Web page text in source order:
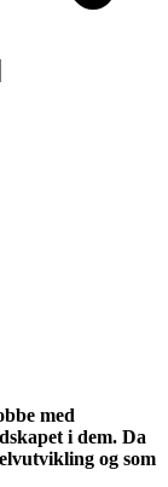
med
i dem. Da
og som